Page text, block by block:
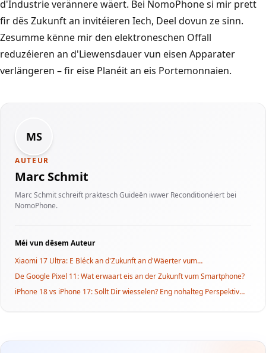
d'Industrie verännere wäert. Bei NomoPhone si mir prett
fir dës Zukunft an invitéieren Iech, Deel dovun ze sinn.
Zesumme kënne mir den elektroneschen Offall
reduzéieren an d'Liewensdauer vun eisen Apparater
verlängeren – fir eise Planéit an eis Portemonnaien.
MS
AUTEUR
Marc Schmit
Marc Schmit schreift praktesch Guideën iwwer Reconditionéiert bei
NomoPhone.
Méi vun dësem Auteur
Xiaomi 17 Ultra: E Bléck an d'Zukunft an d'Wäerter vum
Reconditionéierten
De Google Pixel 11: Wat erwaart eis an der Zukunft vum Smartphone?
iPhone 18 vs iPhone 17: Sollt Dir wiesselen? Eng nohalteg Perspektiv